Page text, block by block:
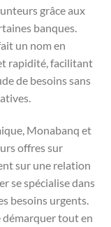
grâce aux
banques.
un nom en
rapidité, facilitant
de besoins sans
Monabanq et
offres sur
sur une relation
se spécialise dans
besoins urgents.
démarquer tout en